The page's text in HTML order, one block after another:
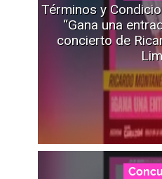
Términos y
“Gana una
concierto de